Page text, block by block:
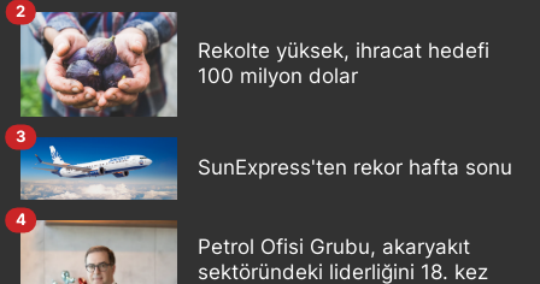
Rekolte yüksek, ihracat hedefi
100 milyon dolar
2
SunExpress'ten rekor hafta sonu
3
Petrol Ofisi Grubu, akaryakıt
sektöründeki liderliğini 18. kez
4